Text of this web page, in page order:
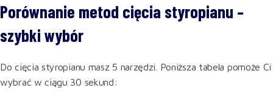
Porównanie metod cięcia styropianu –
szybki wybór
Do cięcia styropianu masz 5 narzędzi. Poniższa tabela pomoże Ci
wybrać w ciągu 30 sekund: